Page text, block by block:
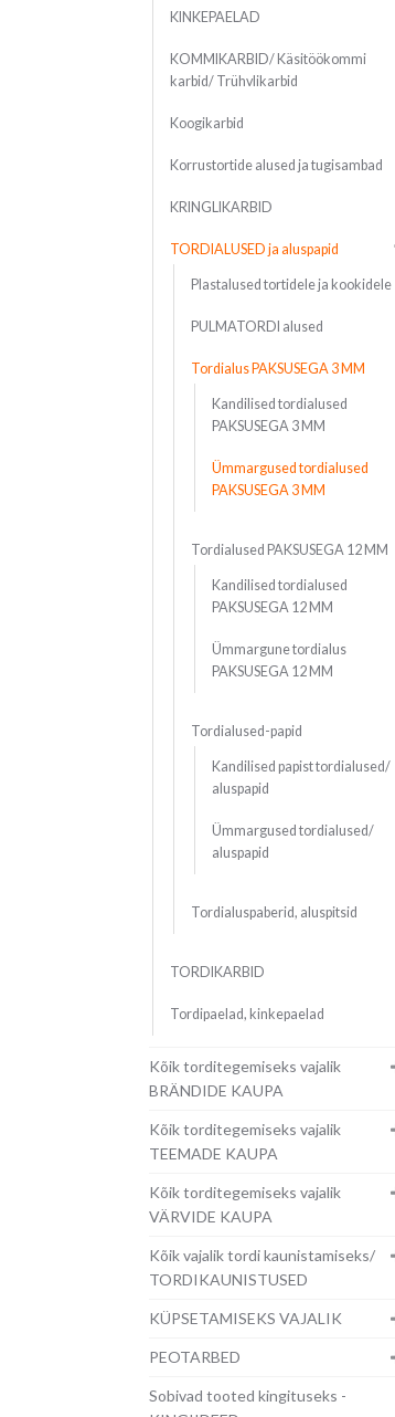
KINKEPAELAD
KOMMIKARBID/ Käsitöökommi
karbid/ Trühvlikarbid
Koogikarbid
Korrustortide alused ja tugisambad
KRINGLIKARBID
TORDIALUSED ja aluspapid
Plastalused tortidele ja kookidele
PULMATORDI alused
Tordialus PAKSUSEGA 3 MM
Kandilised tordialused
PAKSUSEGA 3 MM
Ümmargused tordialused
PAKSUSEGA 3 MM
Tordialused PAKSUSEGA 12 MM
Kandilised tordialused
PAKSUSEGA 12 MM
Ümmargune tordialus
PAKSUSEGA 12 MM
Tordialused-papid
Kandilised papist tordialused/
aluspapid
Ümmargused tordialused/
aluspapid
Tordialuspaberid, aluspitsid
TORDIKARBID
Tordipaelad, kinkepaelad
Kõik torditegemiseks vajalik
BRÄNDIDE KAUPA
Kõik torditegemiseks vajalik
TEEMADE KAUPA
Kõik torditegemiseks vajalik
VÄRVIDE KAUPA
Kõik vajalik tordi kaunistamiseks/
TORDIKAUNISTUSED
KÜPSETAMISEKS VAJALIK
PEOTARBED
Sobivad tooted kingituseks -